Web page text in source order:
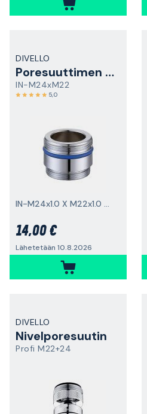
DIVELLO
Poresuuttimen sovitin
IN-M24xM22
5,0
IN-M24x1.0 X M22x1.0 mm
14,00 €
Lähetetään 10.8.2026
DIVELLO
Nivelporesuutin
Profi M22+24